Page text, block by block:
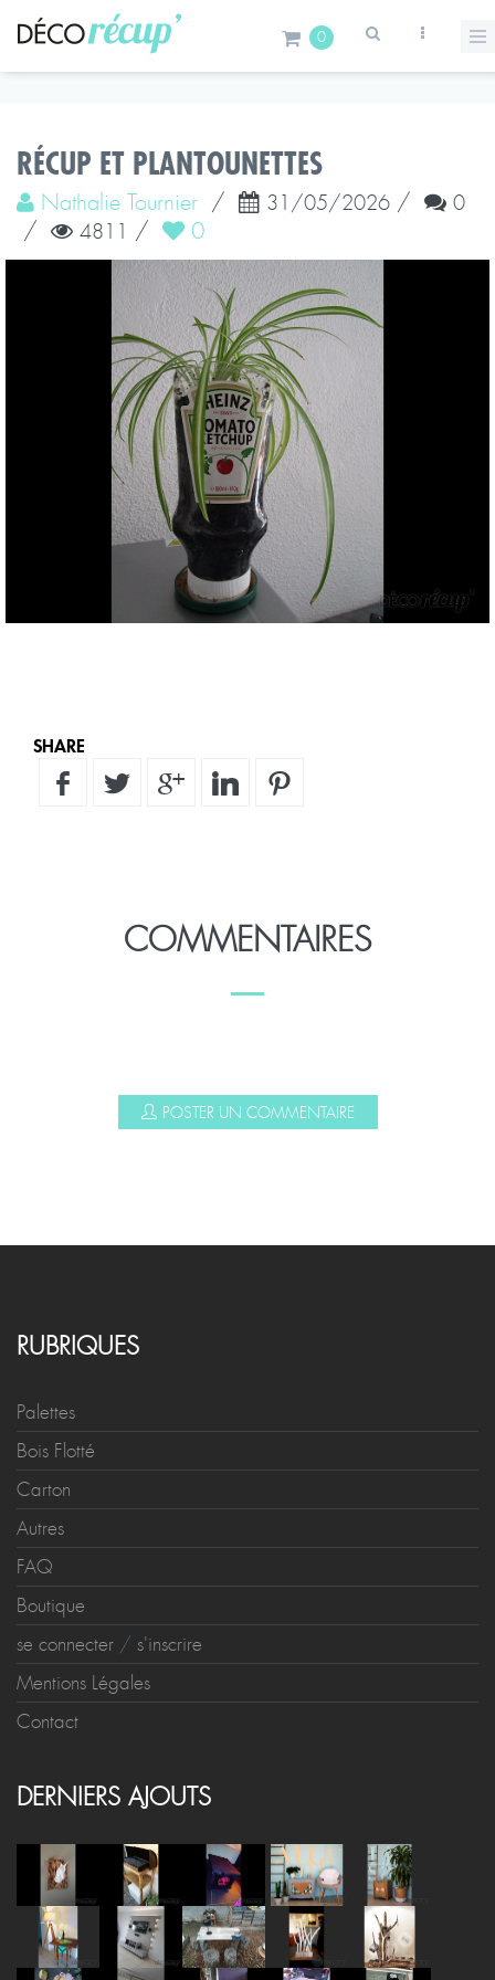
0
RÉCUP ET PLANTOUNETTES
Nathalie Tournier / 31/05/2026 / 0
/ 4811 / 0
SHARE
COMMENTAIRES
POSTER UN COMMENTAIRE
RUBRIQUES
Palettes
Bois Flotté
Carton
Autres
FAQ
Boutique
se connecter / s'inscrire
Mentions Légales
Contact
DERNIERS AJOUTS